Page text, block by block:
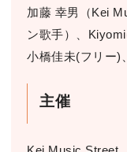
加藤 幸男（Kei
ン歌手）、
小橋佳未(フリー)
主催